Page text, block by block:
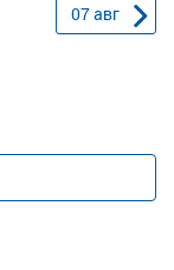
07авг